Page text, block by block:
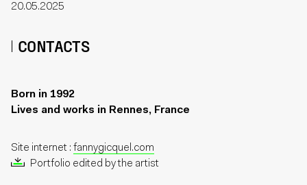
20.05.2025
CONTACTS
Born in 1992
Lives and works in Rennes, France
Site internet : fannygicquel.com
Portfolio edited by the artist